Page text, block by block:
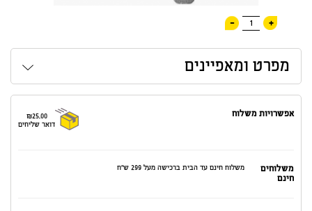
+
1
-
מפרט ומאפיינים
אפשרויות משלוח
₪25.00
דואר שליחים
משלוחים
חינם
משלוח חינם עד הבית ברכישה מעל 299 ש"ח